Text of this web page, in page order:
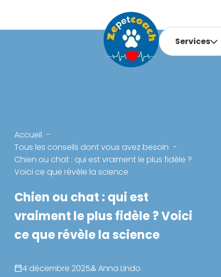
Services
Accueil
Tous les conseils dont vous avez besoin
Chien ou chat : qui est vraiment le plus fidèle ?
Voici ce que révèle la science
Chien ou chat : qui est
vraiment le plus fidèle ? Voici
ce que révèle la science
4 décembre 2025 Anna Lindo